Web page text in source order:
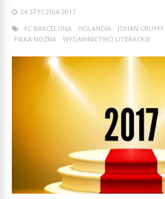
24 STYCZNIA 2017
FC BARCELONA
HOLANDIA JOHAN CRUYFF
PIŁKA NOŻNA
WYDAWNICTWO LITERACKIE